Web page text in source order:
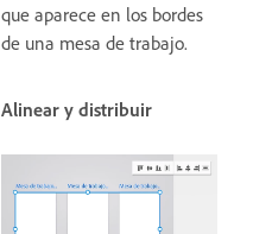
que aparece en los bordes
de una mesa de trabajo.
Alinear y distribuir